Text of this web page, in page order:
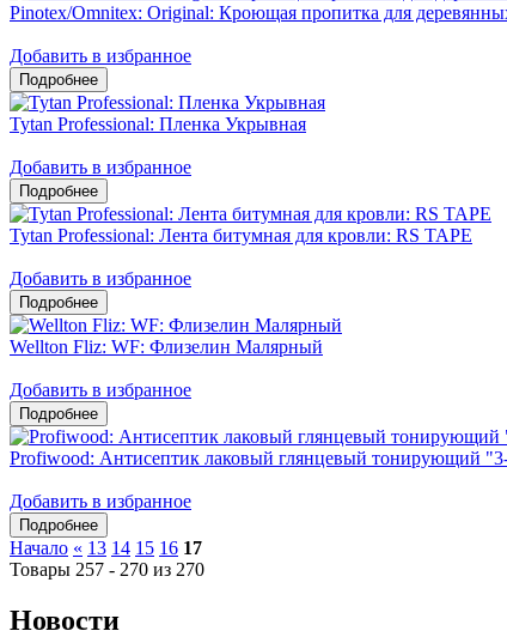
Pinotex/Omnitex: Original: Кроющая пропитка для
Добавить в избранное
Tytan Professional: Пленка Укрывная
Добавить в избранное
Tytan Professional: Лента битумная для кровли: RS TAPE
Добавить в избранное
Wellton Fliz: WF: Флизелин Малярный
Добавить в избранное
Profiwood: Антисептик лаковый глянцевый тонирующий
Добавить в избранное
Начало « 13 14 15 16 17
Товары 257 - 270 из 270
Новости